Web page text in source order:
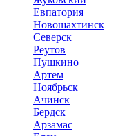
Евпатория
Новошахтинск
Северск
Реутов
Пушкино
Артем
Ноябрьск
Ачинск
Бердск
Арзамас